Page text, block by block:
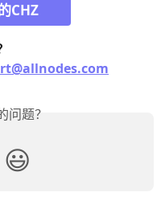
CHZ
问题？
😃